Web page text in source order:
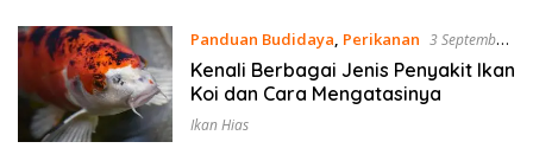
Panduan Budidaya, Perikanan 3 September
2024
Kenali Berbagai Jenis Penyakit Ikan
Koi dan Cara Mengatasinya
Ikan Hias